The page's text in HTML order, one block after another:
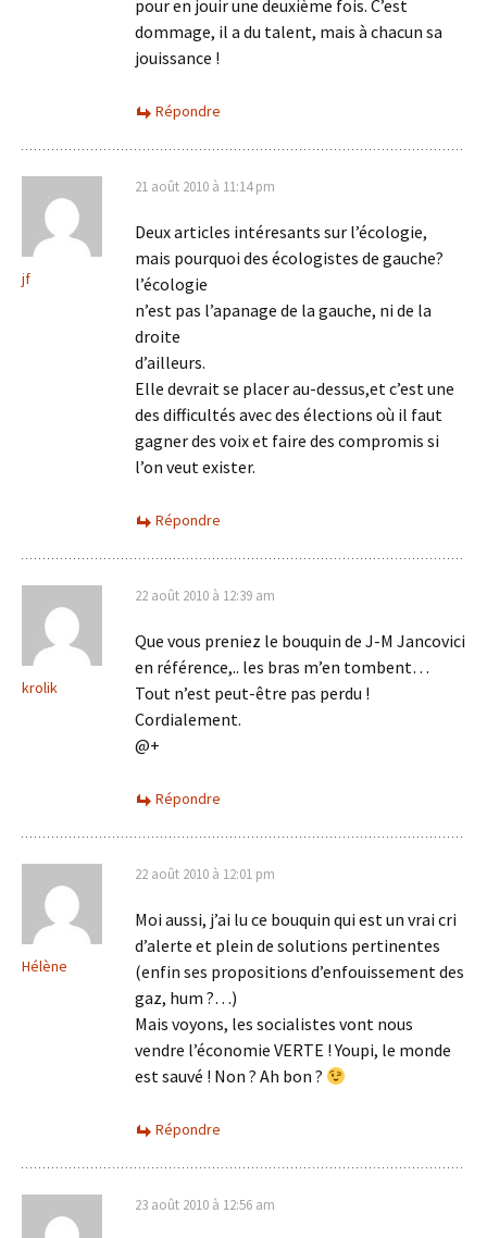
pour en jouir une deuxième fois. C’est
dommage, il a du talent, mais à chacun sa
jouissance !
Répondre
jf
21 août 2010 à 11:14 pm
Deux articles intéresants sur l’écologie,
mais pourquoi des écologistes de gauche?
l’écologie
n’est pas l’apanage de la gauche, ni de la
droite
d’ailleurs.
Elle devrait se placer au-dessus,et c’est une
des difficultés avec des élections où il faut
gagner des voix et faire des compromis si
l’on veut exister.
Répondre
krolik
22 août 2010 à 12:39 am
Que vous preniez le bouquin de J-M Jancovici
en référence,.. les bras m’en tombent…
Tout n’est peut-être pas perdu !
Cordialement.
@+
Répondre
Hélène
22 août 2010 à 12:01 pm
Moi aussi, j’ai lu ce bouquin qui est un vrai cri
d’alerte et plein de solutions pertinentes
(enfin ses propositions d’enfouissement des
gaz, hum ?…)
Mais voyons, les socialistes vont nous
vendre l’économie VERTE ! Youpi, le monde
est sauvé ! Non ? Ah bon ?
Répondre
23 août 2010 à 12:56 am